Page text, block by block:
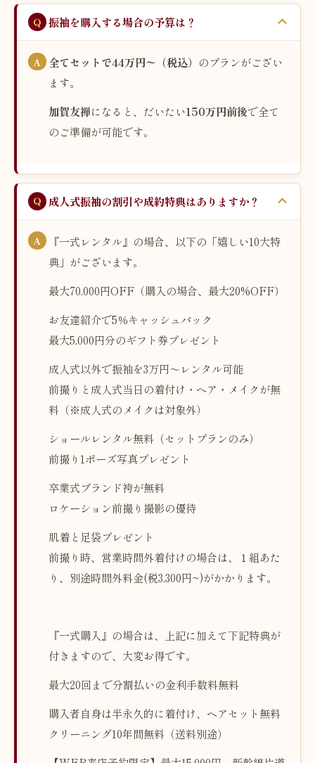
振袖を購入する場合の予算は？
全てセットで44万円〜（税込） のプランがござい
ます。
加賀友禅になると、だいたい150万円前後で全て
のご準備が可能です。
成人式振袖の割引や成約特典はありますか？
『一式レンタル』の場合、以下の「嬉しい10大特
典」がございます。
最大70,000円OFF（購入の場合、最大20%OFF）
お友達紹介で5％キャッシュバック
最大5,000円分のギフト券プレゼント
成人式以外で振袖を3万円〜レンタル可能
前撮りと成人式当日の着付け・ヘア・メイクが無
料（※成人式のメイクは対象外）
ショールレンタル無料（セットプランのみ）
前撮り1ポーズ写真プレゼント
卒業式ブランド袴が無料
ロケーション前撮り撮影の優待
肌着と足袋プレゼント
前撮り時、営業時間外着付けの場合は、１組あた
り、別途時間外料金(税3,300円~)がかかります。
『一式購入』の場合は、上記に加えて下記特典が
付きますので、大変お得です。
最大20回まで分割払いの金利手数料無料
購入者自身は半永久的に着付け、ヘアセット無料
クリーニング10年間無料（送料別途）